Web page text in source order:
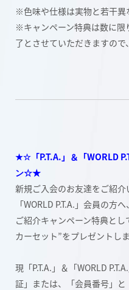
※色味や仕様は実物と若干異
※キャンペーン特典は数に限
了とさせていただきますので
★☆「P.T.A.」＆「WORLD
ン☆★
新規ご入会のお友達をご紹介
「WORLD P.T.A.」会員の方へ、
ご紹介キャンペーン特典と
カーセット”をプレゼントし
現「P.T.A.」＆「WORLD
証」または、「会員番号」